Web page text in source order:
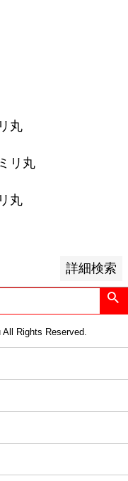
丸
リ丸
丸
詳細検索
Rights Reserved.